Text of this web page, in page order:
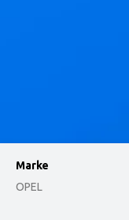
Marke
OPEL